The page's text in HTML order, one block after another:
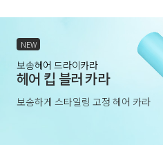
NEW
보송헤어 드라이카라
헤어 킵 블러 카라
보송하게 스타일링 고정 헤어 카라